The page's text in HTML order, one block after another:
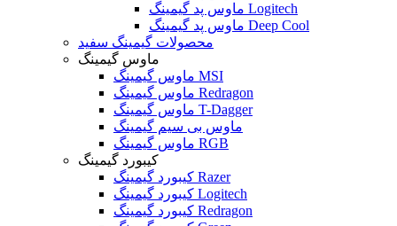
ماوس پد گیمینگ Logitech
ماوس پد گیمینگ Deep Cool
محصولات گیمینگ سفید
ماوس گیمینگ
ماوس گیمینگ MSI
ماوس گیمینگ Redragon
ماوس گیمینگ T-Dagger
ماوس بی سیم گیمینگ
ماوس گیمینگ RGB
کیبورد گیمینگ
کیبورد گیمینگ Razer
کیبورد گیمینگ Logitech
کیبورد گیمینگ Redragon